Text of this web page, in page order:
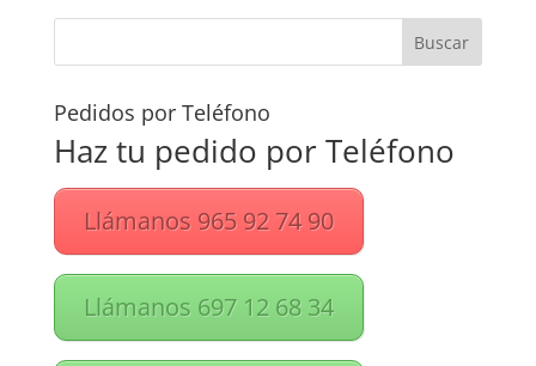
Pedidos por Teléfono
Haz tu pedido por Teléfono
Llámanos 965 92 74 90
Llámanos 697 12 68 34